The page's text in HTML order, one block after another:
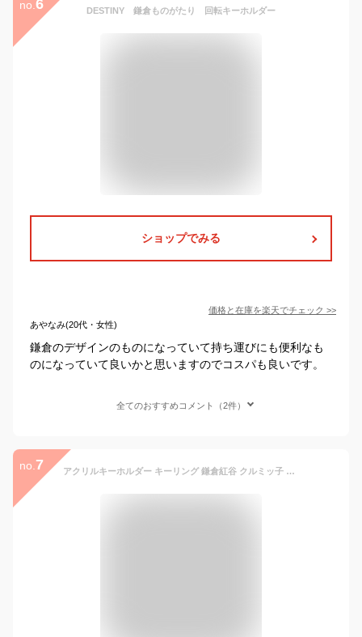
no. 6 DESTINY 鎌倉ものがたり 回転キーホルダー
ショップでみる
価格と在庫を楽天でチェック >>
あやなみ(20代・女性)
鎌倉のデザインのものになっていて持ち運びにも便利なも
のになっていて良いかと思いますのでコスパも良いです。
全てのおすすめコメント（2件）
no. 7 アクリルキーホルダー キーリング 鎌倉紅谷 クルミッ子 サンスター文具 アクキー コレクション雑貨 メール便可